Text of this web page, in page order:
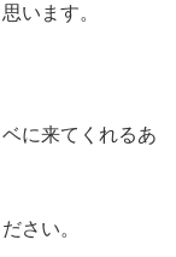
います。
に来てくれるあ
さい。